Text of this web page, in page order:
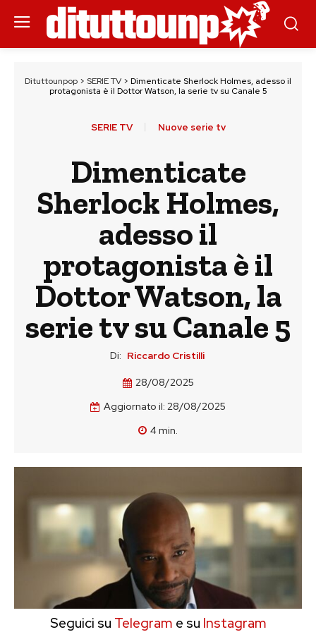
Dituttounpop > SERIE TV > Dimenticate Sherlock Holmes, adesso il
protagonista è il Dottor Watson, la serie tv su Canale 5
SERIE TV Nuove serie tv
Dimenticate
Sherlock Holmes,
adesso il
protagonista è il
Dottor Watson, la
serie tv su Canale 5
Di: Riccardo Cristilli
28/08/2025
Aggiornato il: 28/08/2025
4min.
Seguici su Telegram e su Instagram